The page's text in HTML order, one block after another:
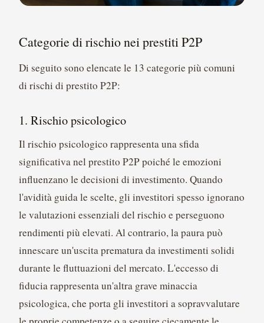
Categorie di rischio nei prestiti P2P
Di seguito sono elencate le 13 categorie più comuni
di rischi di prestito P2P:
1. Rischio psicologico
Il rischio psicologico rappresenta una sfida
significativa nel prestito P2P poiché le emozioni
influenzano le decisioni di investimento. Quando
l'avidità guida le scelte, gli investitori spesso ignorano
le valutazioni essenziali del rischio e perseguono
rendimenti più elevati. Al contrario, la paura può
innescare un'uscita prematura da investimenti solidi
durante le fluttuazioni del mercato. L'eccesso di
fiducia rappresenta un'altra grave minaccia
psicologica, che porta gli investitori a sopravvalutare